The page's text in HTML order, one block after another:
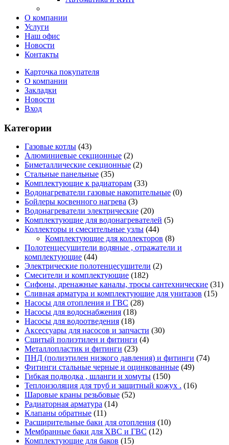
О компании
Услуги
Наш офис
Новости
Контакты
Карточка покупателя
О компании
Закладки
Новости
Вход
Категории
Газовые котлы (43)
Алюминиевые секционные (2)
Биметаллические секционные (2)
Стальные панельные (35)
Комплектующие к радиаторам (33)
Водонагреватели газовые накопительные (0)
Бойлеры косвенного нагрева (3)
Водонагреватели электрические (20)
Комплектующие для водонагревателей (5)
Коллекторы и смесительные узлы (44)
Комплектующие для коллекторов (8)
Полотенцесушители водяные , отражатели и
комплектующие (44)
Электрические полотенцесушители (2)
Смесители и комплектующие (182)
Сифоны, дренажные каналы, тросы сантехнические (31)
Сливная арматура и комплектующие для унитазов (15)
Насосы для отопления и ГВС (28)
Насосы для водоснабжения (18)
Насосы для водоотведения (18)
Аксессуары для насосов и запчасти (30)
Сшитый полиэтилен и фитинги (4)
Металлопластик и фитинги (23)
ПНД (полиэтилен низкого давления) и фитинги (74)
Фитинги стальные черные и оцинкованные (49)
Гибкая подводка , шланги и хомуты (150)
Теплоизоляция для труб и защитный кожух . (16)
Шаровые краны резьбовые (52)
Радиаторная арматура (14)
Клапаны обратные (11)
Расширительные баки для отопления (10)
Мембранные баки для ХВС и ГВС (12)
Комплектующие для баков (15)